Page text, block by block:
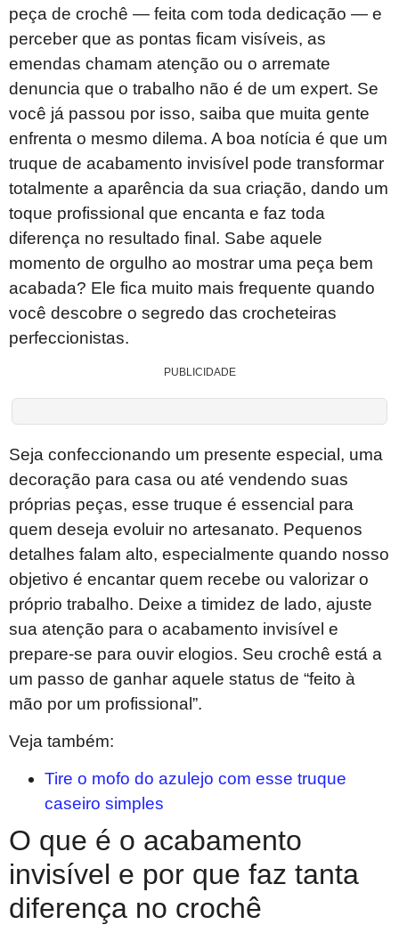
peça de crochê ― feita com toda dedicação ― e
perceber que as pontas ficam visíveis, as
emendas chamam atenção ou o arremate
denuncia que o trabalho não é de um expert. Se
você já passou por isso, saiba que muita gente
enfrenta o mesmo dilema. A boa notícia é que um
truque de acabamento invisível pode transformar
totalmente a aparência da sua criação, dando um
toque profissional que encanta e faz toda
diferença no resultado final. Sabe aquele
momento de orgulho ao mostrar uma peça bem
acabada? Ele fica muito mais frequente quando
você descobre o segredo das crocheteiras
perfeccionistas.
PUBLICIDADE
Seja confeccionando um presente especial, uma
decoração para casa ou até vendendo suas
próprias peças, esse truque é essencial para
quem deseja evoluir no artesanato. Pequenos
detalhes falam alto, especialmente quando nosso
objetivo é encantar quem recebe ou valorizar o
próprio trabalho. Deixe a timidez de lado, ajuste
sua atenção para o acabamento invisível e
prepare-se para ouvir elogios. Seu crochê está a
um passo de ganhar aquele status de “feito à
mão por um profissional”.
Veja também:
Tire o mofo do azulejo com esse truque
caseiro simples
O que é o acabamento
invisível e por que faz tanta
diferença no crochê